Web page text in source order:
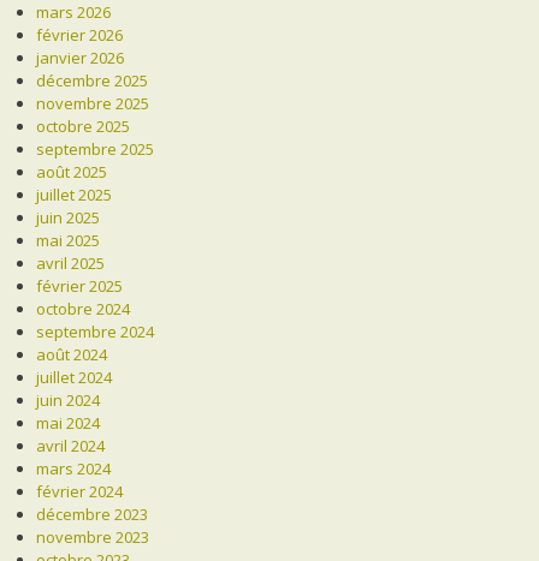
mars 2026
février 2026
janvier 2026
décembre 2025
novembre 2025
octobre 2025
septembre 2025
août 2025
juillet 2025
juin 2025
mai 2025
avril 2025
février 2025
octobre 2024
septembre 2024
août 2024
juillet 2024
juin 2024
mai 2024
avril 2024
mars 2024
février 2024
décembre 2023
novembre 2023